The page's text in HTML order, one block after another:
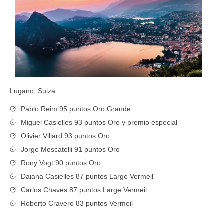
Lugano, Suiza.
Pablo Reim 95 puntos Oro Grande
Miguel Casielles 93 puntos Oro y premio especial
Olivier Villard 93 puntos Oro
Jorge Moscatelli 91 puntos Oro
Rony Vogt 90 puntos Oro
Daiana Casielles 87 puntos Large Vermeil
Carlos Chaves 87 puntos Large Vermeil
Roberto Cravero 83 puntos Vermeil